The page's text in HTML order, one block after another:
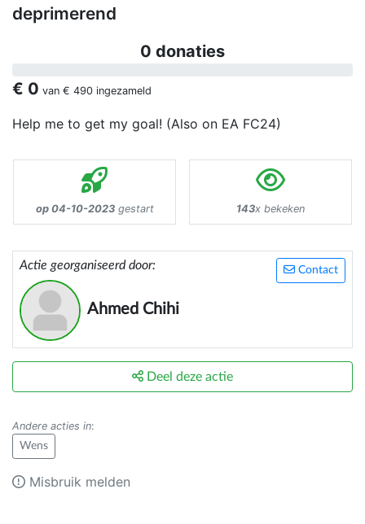
deprimerend
0 donaties
€ 0 van € 490 ingezameld
Help me to get my goal! (Also on EA FC24)
op 04-10-2023gestart 143x bekeken
Contact
Actie georganiseerd door:
Ahmed Chihi
Deel deze actie
Andere acties in:
Wens
Misbruik melden